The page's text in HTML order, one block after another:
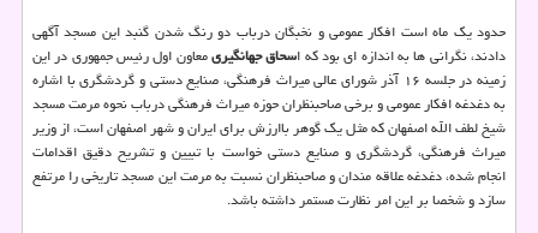
حدود یك ماه است افكار عمومی و نخبگان درباب دو رنگ شدن گنبد این مسجد آگهی
دادند، نگرانی ها به اندازه ای بود كه اسحاق جهانگیریمعاون اول رئیس جمهوری در این
زمینه در جلسه ۱۶ آذر شورای عالی میراث فرهنگی، صنایع دستی و گردشگری با اشاره
به دغدغه افكار عمومی و برخی صاحبنظران حوزه میراث فرهنگی درباب نحوه مرمت مسجد
شیخ لطف الله اصفهان كه مثل یك گوهر باارزش برای ایران و شهر اصفهان است، از وزیر
میراث فرهنگی، گردشگری و صنایع دستی خواست با تبیین و تشریح دقیق اقدامات
انجام شده، دغدغه علاقه مندان و صاحبنظران نسبت به مرمت این مسجد تاریخی را مرتفع
سازد و شخصا بر این امر نظارت مستمر داشته باشد.